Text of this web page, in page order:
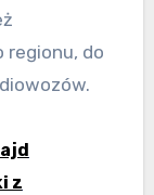
regionu, do
z